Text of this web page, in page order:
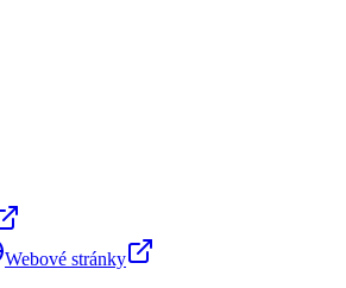
Webové stránky